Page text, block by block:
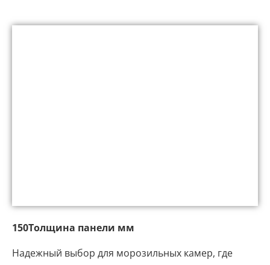
150Толщина панели мм
Надежный выбор для морозильных камер, где